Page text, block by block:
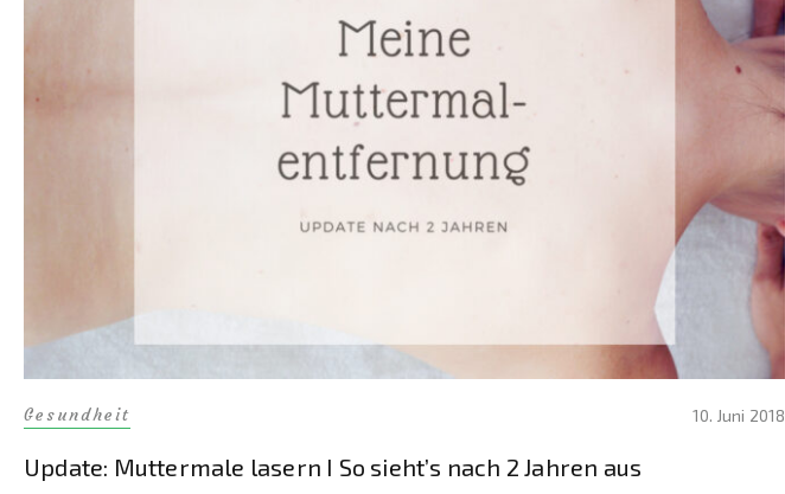
Gesundheit 10. Juni 2018
Update: Muttermale lasern I So sieht’s nach 2 Jahren aus